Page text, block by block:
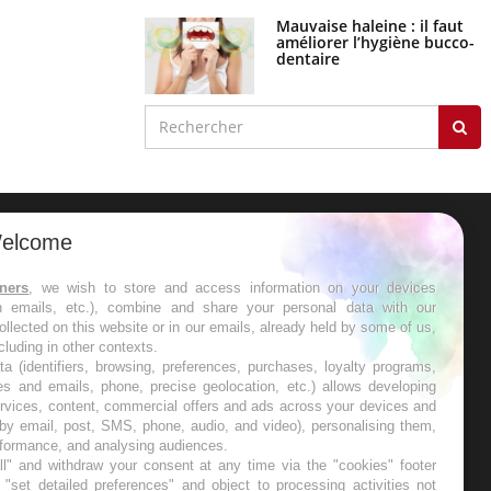
Mauvaise haleine : il faut
améliorer l’hygiène bucco-
dentaire
les semaines les meilleures
, we wish to store and access information on your devices
emails, etc.), combine and share your personal data with our
on this website or in our emails, already held by some of us,
in other contexts.
(identifiers, browsing, preferences, purchases, loyalty programs,
and emails, phone, precise geolocation, etc.) allows developing
content, commercial offers and ads across your devices and
email, post, SMS, phone, audio, and video), personalising them,
and analysing audiences.
and withdraw your consent at any time via the "cookies" footer
detailed preferences" and object to processing activities not